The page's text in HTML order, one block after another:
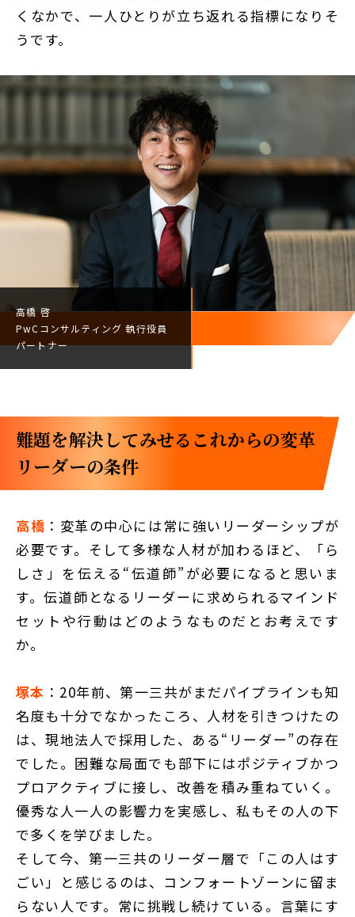
くなかで、一人ひとりが立ち返れる指標になりそ
うです。
高橋 啓
PwCコンサルティング執行役員
パートナー
難題を解決してみせる――これからの変革
リーダーの条件
高橋 ：変革の中心には常に強いリーダーシップが
必要です。そして多様な人材が加わるほど、「ら
しさ」を伝える“伝道師”が必要になると思いま
す。伝道師となるリーダーに求められるマインド
セットや行動はどのようなものだとお考えです
か。
塚本 ：20年前、第一三共がまだパイプラインも知
名度も十分でなかったころ、人材を引きつけたの
は、現地法人で採用した、ある“リーダー”の存在
でした。困難な局面でも部下にはポジティブかつ
プロアクティブに接し、改善を積み重ねていく。
優秀な人一人の影響力を実感し、私もその人の下
で多くを学びました。
そして今、第一三共のリーダー層で「この人はす
ごい」と感じるのは、コンフォートゾーンに留ま
らない人です。常に挑戦し続けている。言葉にす